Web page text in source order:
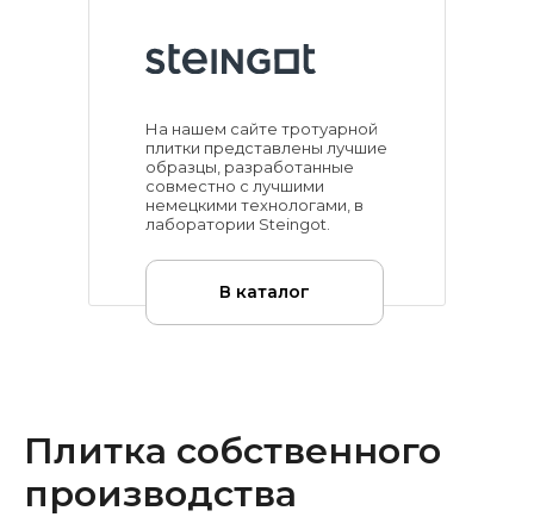
На нашем сайте тротуарной
плитки представлены лучшие
образцы, разработанные
совместно с лучшими
немецкими технологами, в
лаборатории Steingot.
В каталог
Плитка собственного
производства